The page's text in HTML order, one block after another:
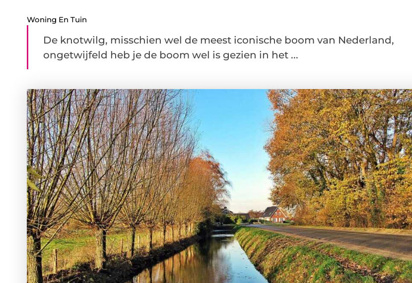
Woning En Tuin
De knotwilg, misschien wel de meest iconische boom van Nederland,
ongetwijfeld heb je de boom wel is gezien in het ...